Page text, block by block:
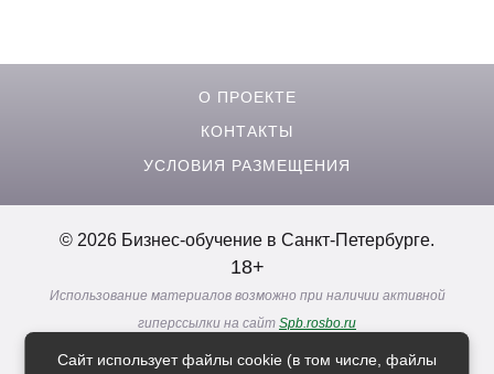
О ПРОЕКТЕ
КОНТАКТЫ
УСЛОВИЯ РАЗМЕЩЕНИЯ
© 2026 Бизнес-обучение в Санкт-Петербурге.
18+
Использование материалов возможно при наличии активной
гиперссылки на сайт Spb.rosbo.ru
Сайт использует файлы cookie (в том числе, файлы